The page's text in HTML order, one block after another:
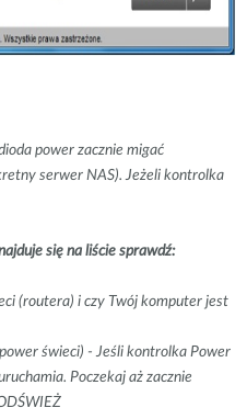
power zacznie migać
serwer NAS). Jeżeli kontrolka
się na liście sprawdź:
(routera) i czy Twój komputer jest
świeci) - Jeśli kontrolka Power
Poczekaj aż zacznie